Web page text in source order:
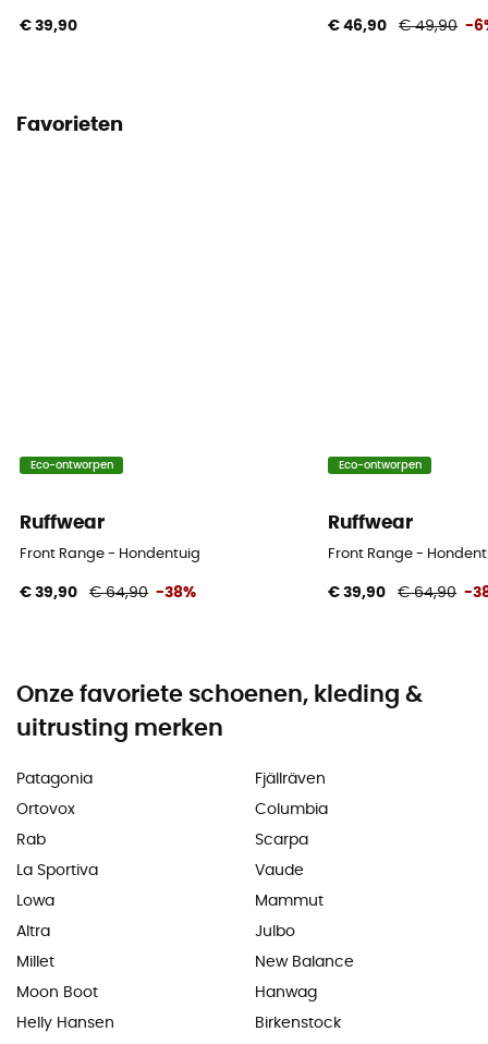
€ 39,90 € 46,90 € 49,90 -
Favorieten
Eco-ontworpen
Ruffwear
Front Range - Hondentuig
€ 39,90 € 64,90 -38%
Eco-ontworpen
Ruffwear
Front Range -
€ 39,90 € 64,90 -
Onze favoriete schoenen, kleding &
uitrusting merken
Patagonia
Ortovox
Rab
La Sportiva
Lowa
Altra
Millet
Moon Boot
Helly Hansen
Fjällräven
Columbia
Scarpa
Vaude
Mammut
Julbo
New Balance
Hanwag
Birkenstock